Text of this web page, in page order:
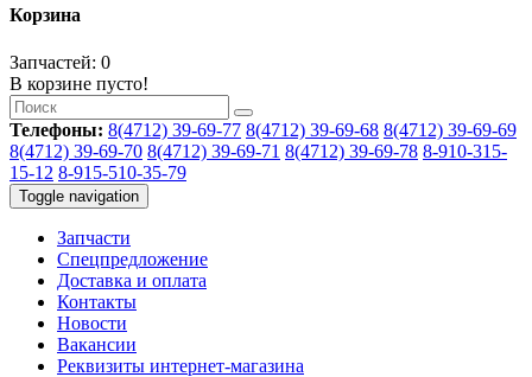
Корзина
Запчастей: 0
В корзине пусто!
Телефоны: 8(4712) 39-69-77 8(4712) 39-69-68 8(4712) 39-69-69
8(4712) 39-69-70 8(4712) 39-69-71 8(4712) 39-69-78 8-910-315-
15-12 8-915-510-35-79
Toggle navigation
Запчасти
Спецпредложение
Доставка и оплата
Контакты
Новости
Вакансии
Реквизиты интернет-магазина